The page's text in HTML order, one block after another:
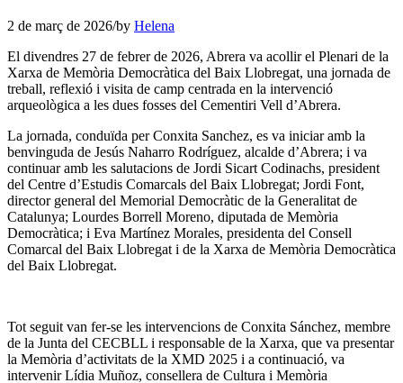
2 de març de 2026/by Helena
El divendres 27 de febrer de 2026, Abrera va acollir el Plenari de la
Xarxa de Memòria Democràtica del Baix Llobregat, una jornada de
treball, reflexió i visita de camp centrada en la intervenció
arqueològica a les dues fosses del Cementiri Vell d’Abrera.
La jornada, conduïda per Conxita Sanchez, es va iniciar amb la
benvinguda de Jesús Naharro Rodríguez, alcalde d’Abrera; i va
continuar amb les salutacions de Jordi Sicart Codinachs, president
del Centre d’Estudis Comarcals del Baix Llobregat; Jordi Font,
director general del Memorial Democràtic de la Generalitat de
Catalunya; Lourdes Borrell Moreno, diputada de Memòria
Democràtica; i Eva Martínez Morales, presidenta del Consell
Comarcal del Baix Llobregat i de la Xarxa de Memòria Democràtica
del Baix Llobregat.
Tot seguit van fer-se les intervencions de Conxita Sánchez, membre
de la Junta del CECBLL i responsable de la Xarxa, que va presentar
la Memòria d’activitats de la XMD 2025 i a continuació, va
intervenir Lídia Muñoz, consellera de Cultura i Memòria